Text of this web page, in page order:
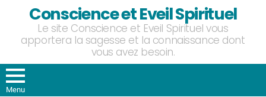
Conscience et Eveil Spirituel
Le site Conscience et Eveil Spirituel vous
apportera la sagesse et la connaissance dont
vous avez besoin.
Menu